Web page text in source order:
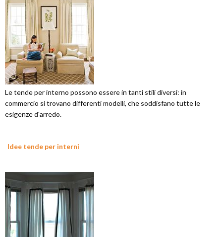
Le tende per interno possono essere in tanti stili diversi: in
commercio si trovano differenti modelli, che soddisfano tutte le
esigenze d'arredo.
Idee tende per interni